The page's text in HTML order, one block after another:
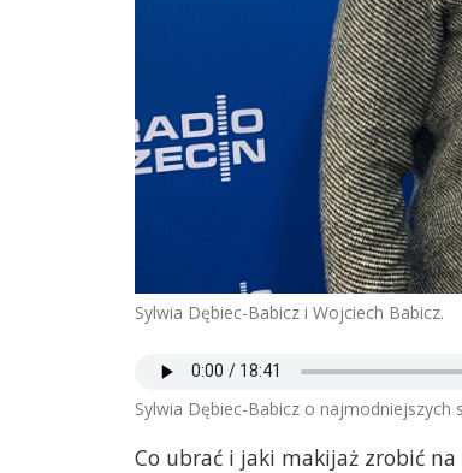
Sylwia Dębiec-Babicz i Wojciech Babicz.
Sylwia Dębiec-Babicz o najmodniejszych
Co ubrać i jaki makijaż zrobić